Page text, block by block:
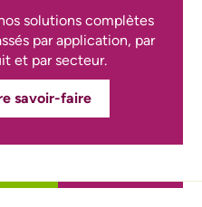
solutions complètes
par application, par
et par secteur.
savoir-faire